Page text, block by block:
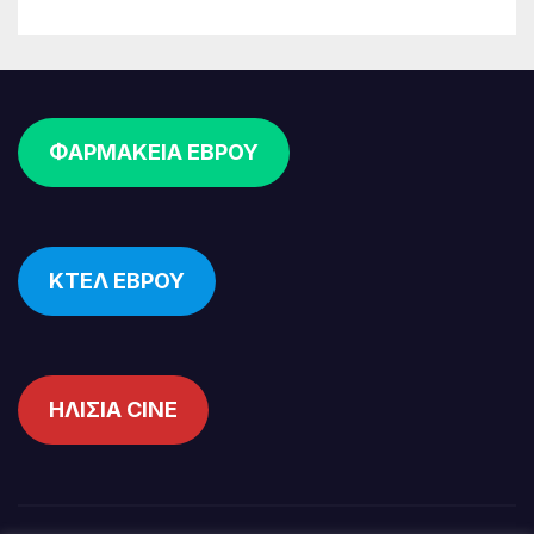
ΦΑΡΜΑΚΕΙΑ ΕΒΡΟΥ
ΚΤΕΛ ΕΒΡΟΥ
ΗΛΙΣΙΑ CINE